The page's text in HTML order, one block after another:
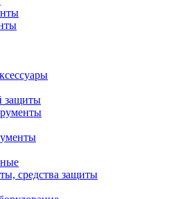
защиты
средства защиты